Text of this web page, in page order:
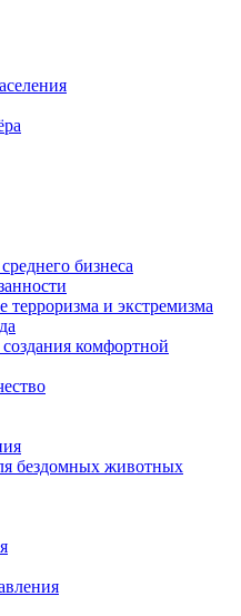
бизнеса
и экстремизма
комфортной
бездомных животных